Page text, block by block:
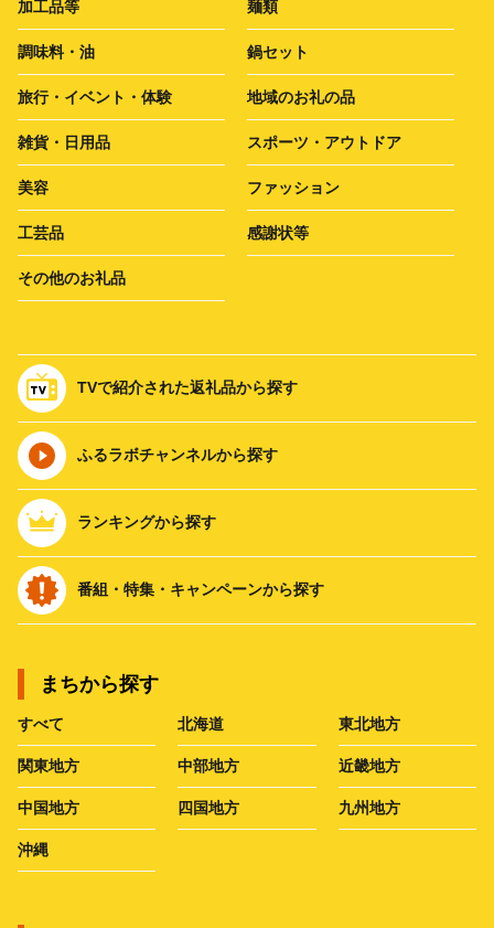
加工品等 麺類
調味料・油 鍋セット
旅行・イベント・体験 地域のお礼の品
雑貨・日用品 スポーツ・アウトドア
美容 ファッション
工芸品 感謝状等
その他のお礼品
TVで紹介された返礼品から探す
ふるラボチャンネルから探す
ランキングから探す
番組・特集・キャンペーンから探す
まちから探す
すべて 北海道 東北地方
関東地方 中部地方 近畿地方
中国地方 四国地方 九州地方
沖縄